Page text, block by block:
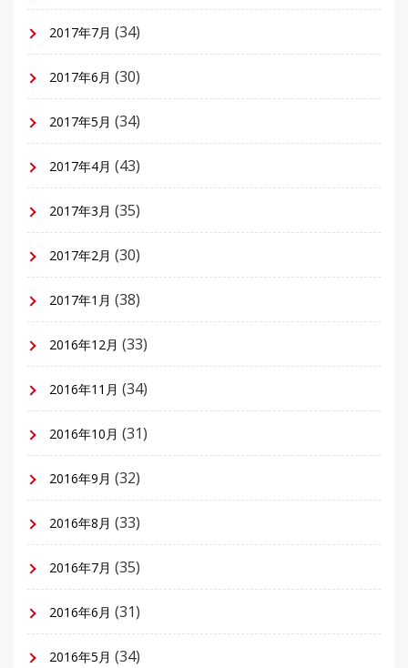
2017年7月 (34)
2017年6月 (30)
2017年5月 (34)
2017年4月 (43)
2017年3月 (35)
2017年2月 (30)
2017年1月 (38)
2016年12月 (33)
2016年11月 (34)
2016年10月 (31)
2016年9月 (32)
2016年8月 (33)
2016年7月 (35)
2016年6月 (31)
2016年5月 (34)